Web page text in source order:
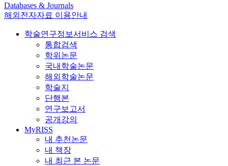
Databases & Journals
해외전자자료 이용안내
학술연구정보서비스 검색
통합검색
학위논문
국내학술논문
해외학술논문
학술지
단행본
연구보고서
공개강의
MyRISS
내 추천논문
내 책장
내 최근 본 논문